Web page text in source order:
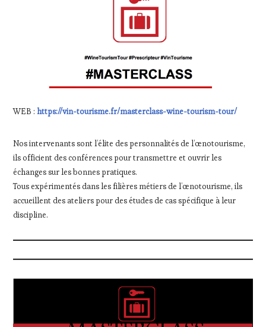
WEB : https://vin-tourisme.fr/masterclass-wine-tourism-tour/
Nos intervenants sont l’élite des personnalités de l’œnotourisme,
ils officient des conférences pour transmettre et ouvrir les
échanges sur les bonnes pratiques.
Tous expérimentés dans les filières métiers de l’œnotourisme, ils
accueillent des ateliers pour des études de cas spécifique à leur
discipline.